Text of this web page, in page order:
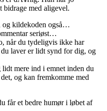
med aligevel.
og kildekoden også…
seriøst…
når du tydeligvis ikke har
laver er lidt synd for dig, og
mere ind i emnet inden du
og kan fremkomme med
får et bedre humør i løbet af